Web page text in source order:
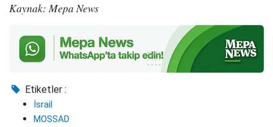
Kaynak: Mepa News
Etiketler :
İsrail
MOSSAD